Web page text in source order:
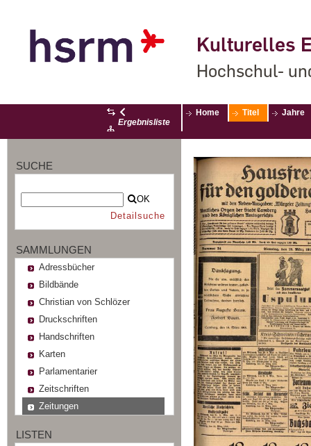
Kulturelles
Hochschul-
Ergebnisliste
Home Titel Jahre
SUCHE
OK
Detailsuche
SAMMLUNGEN
Adressbücher
Bildbände
Christian von Schlözer
Druckschriften
Handschriften
Karten
Parlamentarier
Zeitschriften
Zeitungen
LISTEN